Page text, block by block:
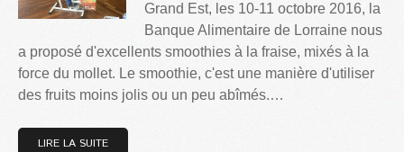
Grand Est, les 10-11 octobre 2016, la
Banque Alimentaire de Lorraine nous
a proposé d'excellents smoothies à la fraise, mixés à la
force du mollet. Le smoothie, c'est une manière d'utiliser
des fruits moins jolis ou un peu abîmés.…
LIRE LA SUITE